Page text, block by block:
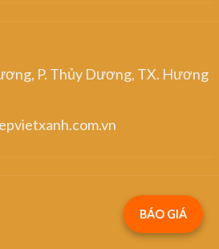
P. Thủy Dương, TX. Hương
BÁO GIÁ